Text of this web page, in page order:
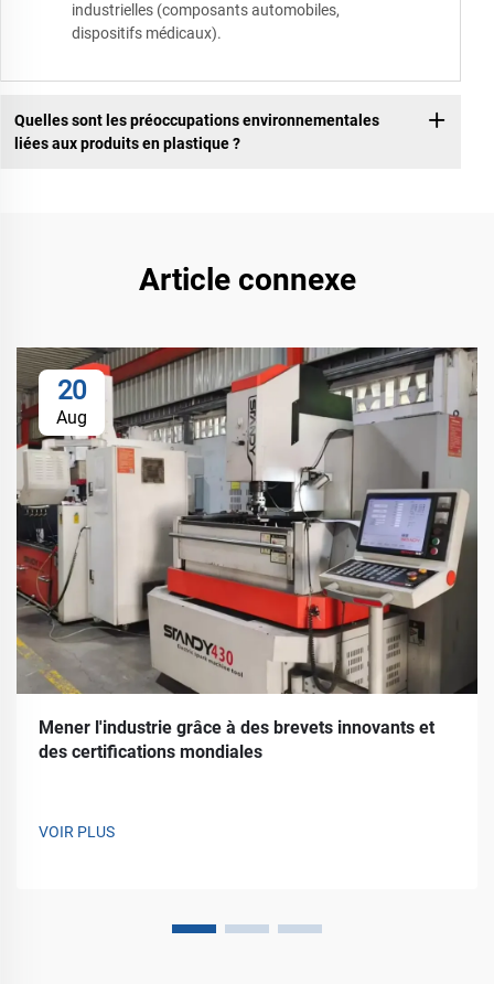
industrielles (composants automobiles,
dispositifs médicaux).
Quelles sont les préoccupations environnementales
liées aux produits en plastique ?
Article connexe
20
Aug
Mener l'industrie grâce à des brevets innovants et
des certifications mondiales
VOIR PLUS